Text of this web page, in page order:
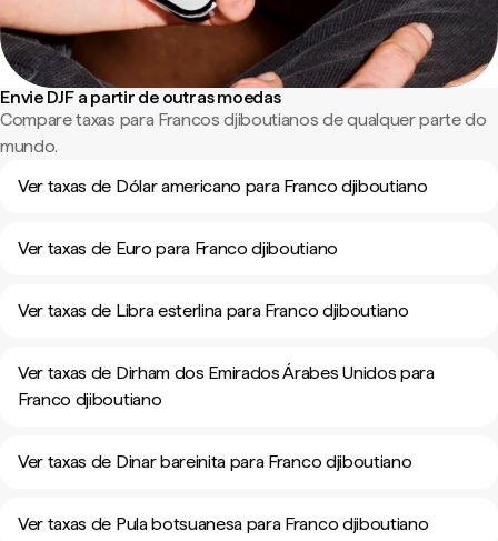
Envie DJF a partir de outras moedas
Compare taxas para Francos djiboutianos de qualquer parte do
mundo.
Ver taxas de Dólar americano para Franco djiboutiano
Ver taxas de Euro para Franco djiboutiano
Ver taxas de Libra esterlina para Franco djiboutiano
Ver taxas de Dirham dos Emirados Árabes Unidos para
Franco djiboutiano
Ver taxas de Dinar bareinita para Franco djiboutiano
Ver taxas de Pula botsuanesa para Franco djiboutiano